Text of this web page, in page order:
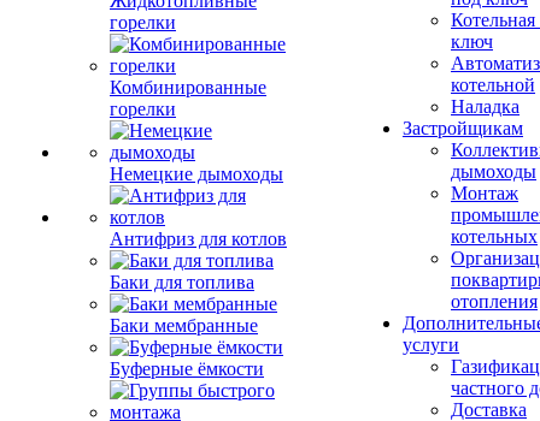
горелки
Комбинированные
горелки
Немецкие дымоходы
Антифриз для котлов
Баки для топлива
Баки мембранные
Буферные ёмкости
ключ
котельной
Наладка
Застройщикам
дымоходы
Монтаж
котельных
отопления
услуги
частного
Доставка